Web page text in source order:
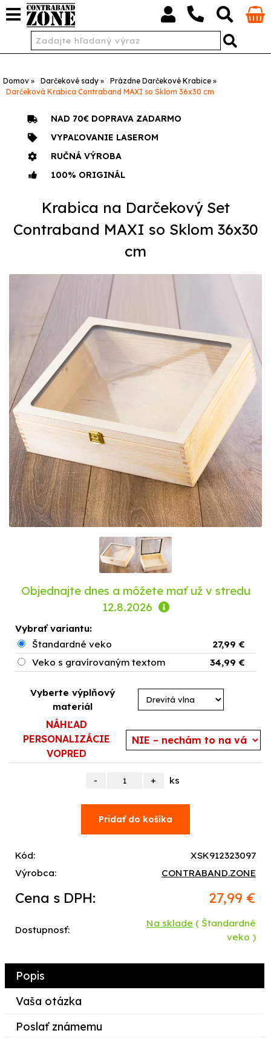
Domov Darčekové sady
Prázdne Darčekové Krabice
Darčeková Krabica Contraband MAXI so Sklom 36x30 cm
NAD 70€ DOPRAVA ZADARMO
VYPAĽOVANIE LASEROM
RUČNÁ VÝROBA
100% ORIGINÁL
Krabica na Darčekový Set
Contraband MAXI so Sklom 36x30
cm
Objednajte dnes a môžete mať už v stredu
12.8.2026
Vybrať variantu:
Štandardné veko
27,99 €
Veko s gravírovaným textom
34,99 €
Vyberte výplňový
materiál
NÁHĽAD
PERSONALIZÁCIE
VOPRED
ks
Kód:
XSK912323097
Výrobca:
CONTRABAND.ZONE
Cena s DPH: 27,99 €
Dostupnosť:
Na sklade ( Štandardné
veko )
Popis
Vaša otázka
Poslať známemu